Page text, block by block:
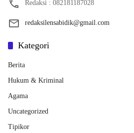
Redaksi : 082181187028
redaksilensabidik@gmail.com
Kategori
Berita
Hukum & Kriminal
Agama
Uncategorized
Tipikor